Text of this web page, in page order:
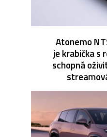
Atonemo
je krabička s
schopná